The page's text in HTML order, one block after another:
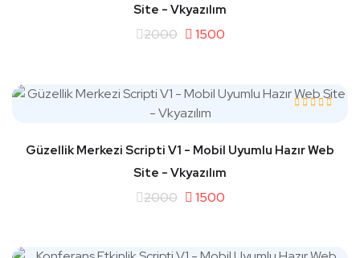
Site - Vkyazılım
2000 1500
Güzellik Merkezi Scripti V1 - Mobil Uyumlu Hazır Web
Site - Vkyazılım
2000 1500